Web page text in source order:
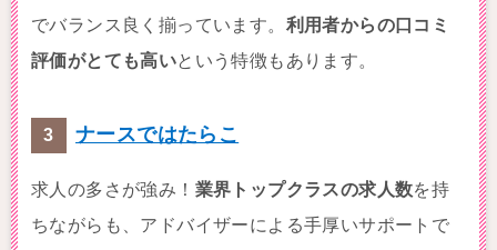
でバランス良く揃っています。 利用者からの口コミ
評価がとても高いという特徴もあります。
ナースではたらこ
求人の多さが強み！ 業界トップクラスの求人数を持
ちながらも、アドバイザーによる手厚いサポートで